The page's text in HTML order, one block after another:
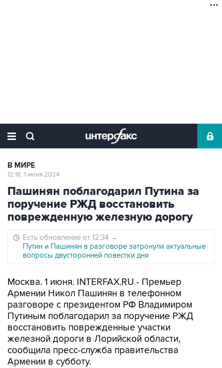
В МИРЕ
12:18, 1 июня 2024
Пашинян поблагодарил Путина за
поручение РЖД восстановить
поврежденную железную дорогу
Есть обновление от 12:34 →
Путин и Пашинян в разговоре затронули актуальные
вопросы двусторонней повестки дня
Москва. 1 июня. INTERFAX.RU - Премьер
Армении Никол Пашинян в телефонном
разговоре с президентом РФ Владимиром
Путиным поблагодарил за поручение РЖД
восстановить поврежденные участки
железной дороги в Лорийской области,
сообщила пресс-служба правительства
Армении в субботу.